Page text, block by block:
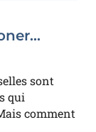
sont
qui
comment